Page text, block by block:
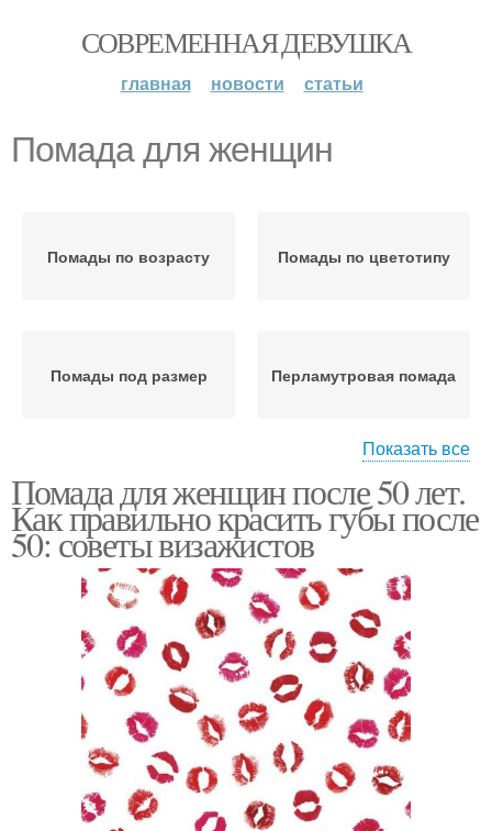
СОВРЕМЕННАЯ ДЕВУШКА
главная новости статьи
Помада для женщин
Помады по возрасту Помады по цветотипу
Помады под размер Перламутровая помада
Яркая помада Светлая помада
Бежевая помада Помада для губ
Губная помада Помады для женщин
Показать все
Помада для женщин после 50 лет.
Как правильно красить губы после
50: советы визажистов